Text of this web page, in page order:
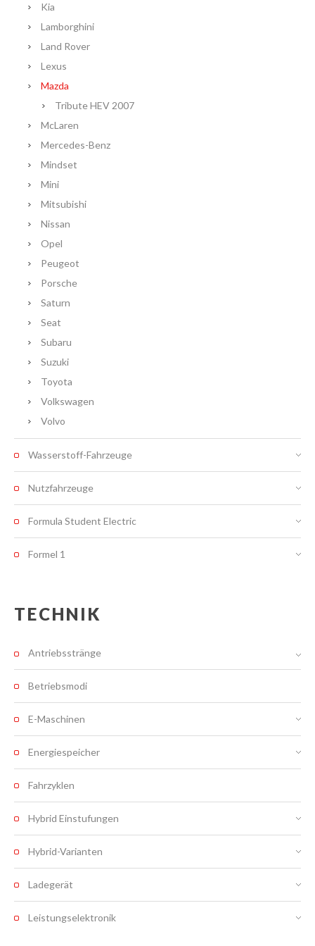
Kia
Lamborghini
Land Rover
Lexus
Mazda
Tribute HEV 2007
McLaren
Mercedes-Benz
Mindset
Mini
Mitsubishi
Nissan
Opel
Peugeot
Porsche
Saturn
Seat
Subaru
Suzuki
Toyota
Volkswagen
Volvo
Wasserstoff-Fahrzeuge
Nutzfahrzeuge
Formula Student Electric
Formel 1
TECHNIK
Antriebsstränge
Betriebsmodi
E-Maschinen
Energiespeicher
Fahrzyklen
Hybrid Einstufungen
Hybrid-Varianten
Ladegerät
Leistungselektronik